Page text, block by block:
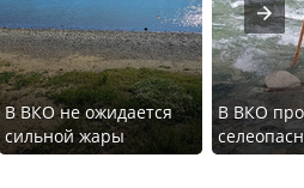
В ВКО не ожидается
сильной жары
В ВКО